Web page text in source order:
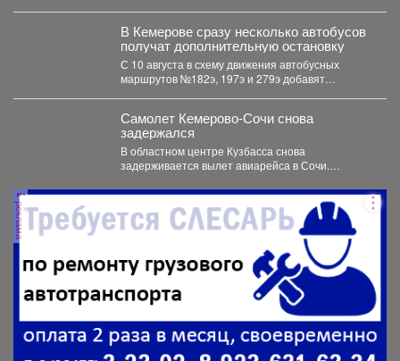
В Кемерове сразу несколько автобусов
получат дополнительную остановку
С 10 августа в схему движения автобусных
маршрутов №182э, 197э и 279э добавят
Самолет Кемерово-Сочи снова
задержался
В областном центре Кузбасса снова
задерживается вылет авиарейса в Сочи.
реклама